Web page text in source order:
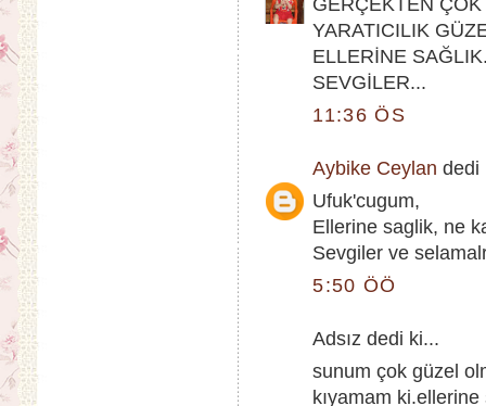
GERÇEKTEN
YARATICILIK
ELLERİNE
SEVGİLER...
11:36 ÖS
Aybike Ceylan dedi
Ufuk'cugum,
Ellerine saglik, ne
Sevgiler ve
5:50 ÖÖ
Adsız dedi ki...
sunum çok güzel
kıyamam ki.ellerine